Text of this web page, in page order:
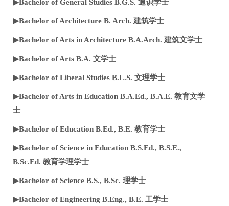
▶Bachelor of General Studies B.G.S. 通识学士
▶Bachelor of Architecture B. Arch. 建筑学士
▶Bachelor of Arts in Architecture B.A.Arch. 建筑文学士
▶Bachelor of Arts B.A. 文学士
▶Bachelor of Liberal Studies B.L.S. 文理学士
▶Bachelor of Arts in Education B.A.Ed., B.A.E. 教育文学
士
▶Bachelor of Education B.Ed., B.E. 教育学士
▶Bachelor of Science in Education B.S.Ed., B.S.E.,
B.Sc.Ed. 教育学理学士
▶Bachelor of Science B.S., B.Sc. 理学士
▶Bachelor of Engineering B.Eng., B.E. 工学士